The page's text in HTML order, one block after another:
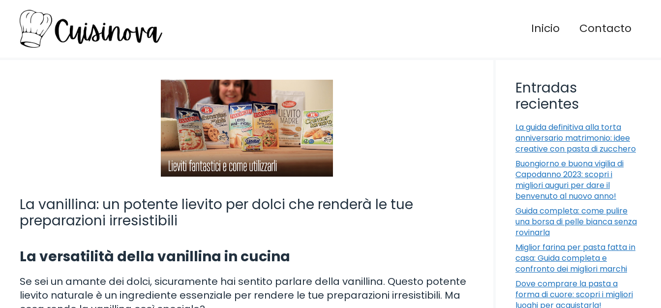
contenuto
Inicio Contacto
La vanillina: un potente lievito per dolci che renderà le tue
preparazioni irresistibili
La versatilità della vanillina in cucina
Se sei un amante dei dolci, sicuramente hai sentito parlare della vanillina. Questo potente
lievito naturale è un ingrediente essenziale per rendere le tue preparazioni irresistibili. Ma
Entradas
recientes
La guida definitiva alla torta
anniversario matrimonio: idee
creative con pasta di zucchero
Buongiorno e buona vigilia di
Capodanno 2023: scopri i
migliori auguri per dare il
benvenuto al nuovo anno!
Guida completa: come pulire
una borsa di pelle bianca senza
rovinarla
Miglior farina per pasta fatta in
casa: Guida completa e
confronto dei migliori marchi
Dove comprare la pasta a
forma di cuore: scopri i migliori
luoghi per acquistarla!